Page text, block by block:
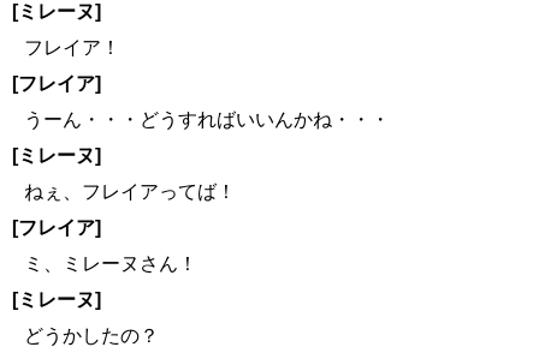
[ミレーヌ]
フレイア！
[フレイア]
うーん・・・どうすればいいんかね・・・
[ミレーヌ]
ねぇ、フレイアってば！
[フレイア]
ミ、ミレーヌさん！
[ミレーヌ]
どうかしたの？